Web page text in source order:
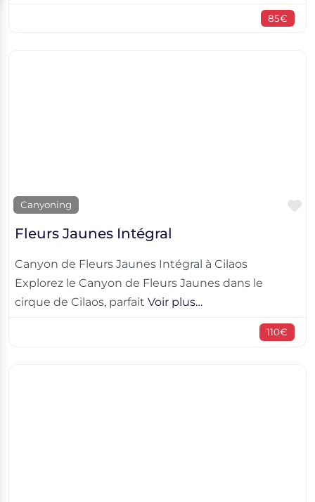
85€
Canyoning
Fleurs Jaunes Intégral
Canyon de Fleurs Jaunes Intégral à Cilaos
Explorez le Canyon de Fleurs Jaunes dans le
cirque de Cilaos, parfait Voir plus…
110€